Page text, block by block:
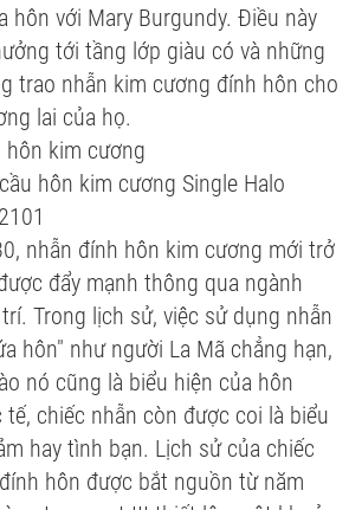
hôn với Mary Burgundy. Điều này
tới tầng lớp giàu có và những
trao nhẫn kim cương đính hôn cho
lai của họ.
hôn kim cương
hôn kim cương Single Halo
nhẫn đính hôn kim cương mới trở
đẩy mạnh thông qua ngành
Trong lịch sử, việc sử dụng nhẫn
hôn" như người La Mã chẳng hạn,
nó cũng là biểu hiện của hôn
chiếc nhẫn còn được coi là biểu
hay tình bạn. Lịch sử của chiếc
hôn được bắt nguồn từ năm